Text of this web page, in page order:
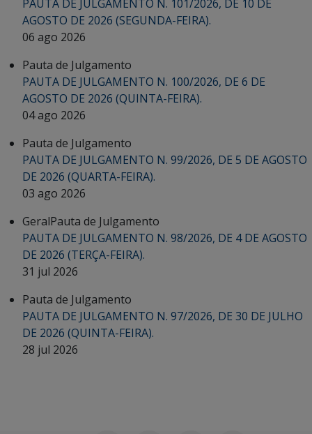
PAUTA DE JULGAMENTO N. 101/2026, DE 10 DE
AGOSTO DE 2026 (SEGUNDA-FEIRA).
06 ago 2026
Pauta de Julgamento
PAUTA DE JULGAMENTO N. 100/2026, DE 6 DE
AGOSTO DE 2026 (QUINTA-FEIRA).
04 ago 2026
Pauta de Julgamento
PAUTA DE JULGAMENTO N. 99/2026, DE 5 DE AGOSTO
DE 2026 (QUARTA-FEIRA).
03 ago 2026
GeralPauta de Julgamento
PAUTA DE JULGAMENTO N. 98/2026, DE 4 DE AGOSTO
DE 2026 (TERÇA-FEIRA).
31 jul 2026
Pauta de Julgamento
PAUTA DE JULGAMENTO N. 97/2026, DE 30 DE JULHO
DE 2026 (QUINTA-FEIRA).
28 jul 2026